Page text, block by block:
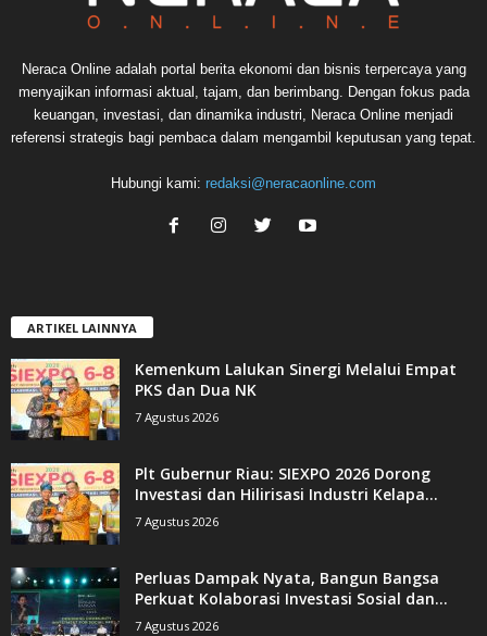
Neraca Online adalah portal berita ekonomi dan bisnis terpercaya yang
menyajikan informasi aktual, tajam, dan berimbang. Dengan fokus pada
keuangan, investasi, dan dinamika industri, Neraca Online menjadi
referensi strategis bagi pembaca dalam mengambil keputusan yang tepat.
Hubungi kami: redaksi@neracaonline.com
ARTIKEL LAINNYA
Kemenkum Lalukan Sinergi Melalui Empat
PKS dan Dua NK
7 Agustus 2026
Plt Gubernur Riau: SIEXPO 2026 Dorong
Investasi dan Hilirisasi Industri Kelapa...
7 Agustus 2026
Perluas Dampak Nyata, Bangun Bangsa
Perkuat Kolaborasi Investasi Sosial dan...
7 Agustus 2026